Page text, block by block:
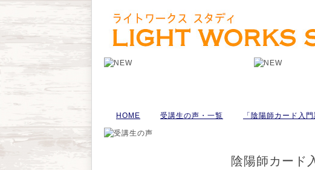
HOME 受講生の声・一覧 「陰陽師カード入
陰陽師カード